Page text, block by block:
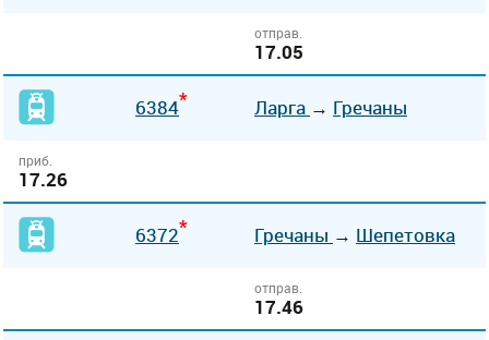
отправ.
17.05
6384* Ларга → Гречаны
приб.
17.26
6372* Гречаны → Шепетовка
отправ.
17.46